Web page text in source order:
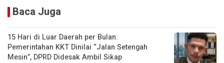
Baca Juga
15 Hari di Luar Daerah per Bulan:
Pemerintahan KKT Dinilai “Jalan Setengah
Mesin”, DPRD Didesak Ambil Sikap